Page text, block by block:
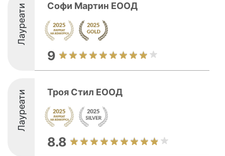
Лауреати Софи Мартин ЕООД
9
Лауреати Троя Стил ЕООД
8.8